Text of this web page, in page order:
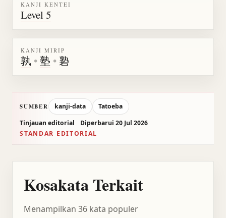
KANJI KENTEI
Level 5
KANJI MIRIP
孰 •塾 • 䃞
SUMBER kanji-data
Tatoeba
Tinjauan editorial
Diperbarui 20 Jul 2026
STANDAR EDITORIAL
Kosakata Terkait
Menampilkan 36 kata populer